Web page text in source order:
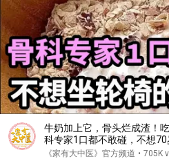
牛奶加上它，骨头烂成渣！
科专家1口都不敢碰，不想70
欢都要忌口！【家庭大医生】
《家有大中医》官方频道 • 705K